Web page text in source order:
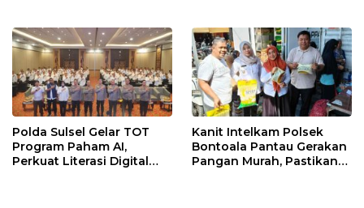
Polda Sulsel Gelar TOT
Program Paham AI,
Perkuat Literasi Digital
Kanit Intelkam Polsek
Bontoala Pantau Gerakan
Pangan Murah, Pastikan